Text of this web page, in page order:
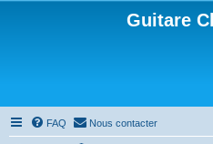
Guitare
FAQ Nous contacter